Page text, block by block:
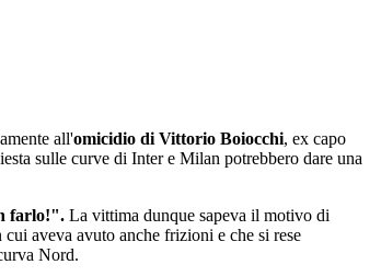
all'omicidio di Vittorio Boiocchi, ex capo
sulle curve di Inter e Milan potrebbero dare una
farlo!". La vittima dunque sapeva il motivo di
aveva avuto anche frizioni e che si rese
Nord.